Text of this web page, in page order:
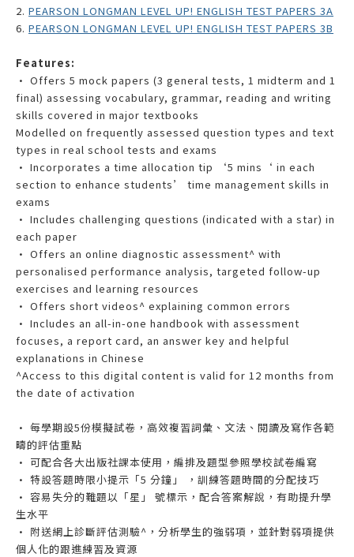
2. PEARSON LONGMAN LEVEL UP! ENGLISH TEST PAPERS 3A
6. PEARSON LONGMAN LEVEL UP! ENGLISH TEST PAPERS 3B
Features:
• Offers 5 mock papers (3 general tests, 1 midterm and 1
final) assessing vocabulary, grammar, reading and writing
skills covered in major textbooks
Modelled on frequently assessed question types and text
types in real school tests and exams
• Incorporates a time allocation tip ‘5 mins‘ in each
section to enhance students’ time management skills in
exams
• Includes challenging questions (indicated with a star) in
each paper
• Offers an online diagnostic assessment^ with
personalised performance analysis, targeted follow-up
exercises and learning resources
• Offers short videos^ explaining common errors
• Includes an all-in-one handbook with assessment
focuses, a report card, an answer key and helpful
explanations in Chinese
^Access to this digital content is valid for 12 months from
the date of activation
• 每學期設5份模擬試卷，高效複習詞彙、文法、閱讀及寫作各範
疇的評估重點
• 可配合各大出版社課本使用，編排及題型參照學校試卷編寫
• 特設答題時限小提示「5 分鐘」 ，訓練答題時間的分配技巧
• 容易失分的難題以「星」 號標示，配合答案解說，有助提升學
生水平
• 附送網上診斷評估測驗^，分析學生的強弱項，並針對弱項提供
個人化的跟進練習及資源